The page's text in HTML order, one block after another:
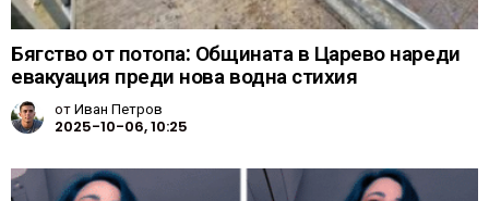
Бягство от потопа: Общината в Царево нареди
евакуация преди нова водна стихия
отИван Петров
2025-10-06, 10:25